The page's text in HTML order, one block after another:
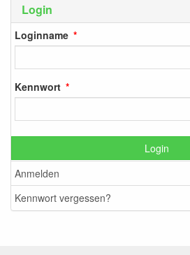
Login
Loginname
Kennwort
Login
Anmelden
Kennwort vergessen?